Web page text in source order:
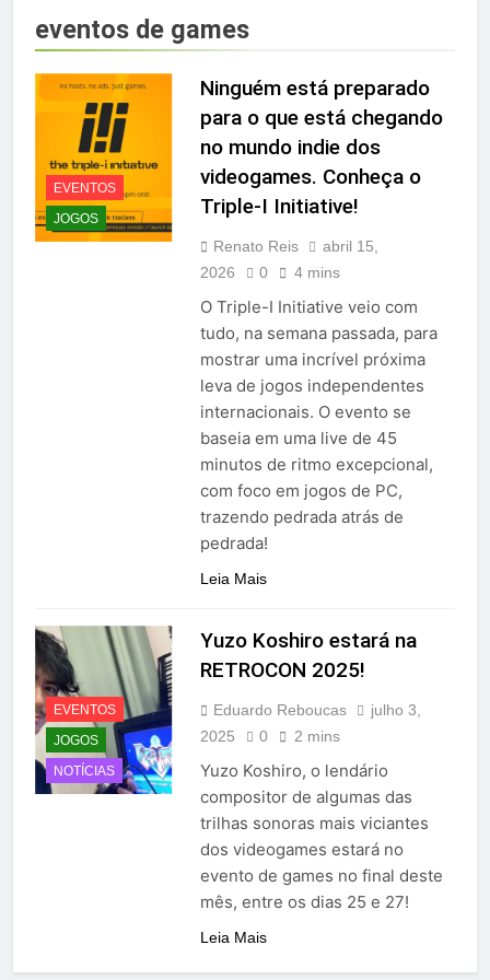
eventos de games
EVENTOS
JOGOS
Ninguém está preparado
para o que está chegando
no mundo indie dos
videogames. Conheça o
Triple-I Initiative!
Renato Reis
abril 15,
2026
0 4 mins
O Triple-I Initiative veio com
tudo, na semana passada, para
mostrar uma incrível próxima
leva de jogos independentes
internacionais. O evento se
baseia em uma live de 45
minutos de ritmo excepcional,
com foco em jogos de PC,
trazendo pedrada atrás de
pedrada!
Leia Mais
EVENTOS
JOGOS
NOTÍCIAS
Yuzo Koshiro estará na
RETROCON 2025!
Eduardo Reboucas
julho 3,
2025
0 2 mins
Yuzo Koshiro, o lendário
compositor de algumas das
trilhas sonoras mais viciantes
dos videogames estará no
evento de games no final deste
mês, entre os dias 25 e 27!
Leia Mais